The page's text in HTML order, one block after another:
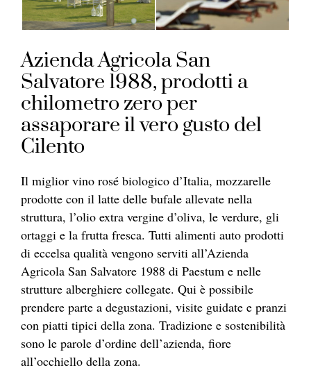
Azienda Agricola San
Salvatore 1988, prodotti a
chilometro zero per
assaporare il vero gusto del
Cilento
Il miglior vino rosé biologico d’Italia, mozzarelle
prodotte con il latte delle bufale allevate nella
struttura, l’olio extra vergine d’oliva, le verdure, gli
ortaggi e la frutta fresca. Tutti alimenti auto prodotti
di eccelsa qualità vengono serviti all’Azienda
Agricola San Salvatore 1988 di Paestum e nelle
strutture alberghiere collegate. Qui è possibile
prendere parte a degustazioni, visite guidate e pranzi
con piatti tipici della zona. Tradizione e sostenibilità
sono le parole d’ordine dell’azienda, fiore
all’occhiello della zona.